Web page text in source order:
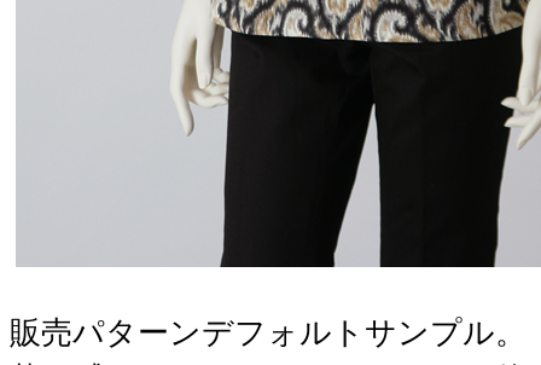
販売パターンデフォルトサンプル。